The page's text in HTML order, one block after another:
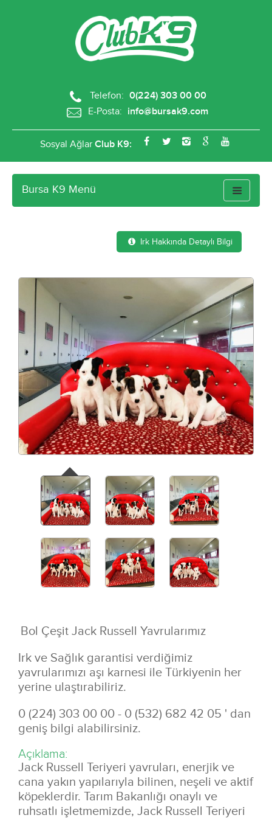
Telefon: 0(224) 303 00 00
E-Posta: info@bursak9.com
Sosyal Ağlar Club K9:
Toggle
Bursa K9 Menü
Bol Çeşit Jack Russell
Yavrularımız
Irk Hakkında Detaylı Bilgi
Bol Çeşit Jack Russell Yavrularımız
Irk ve Sağlık garantisi verdiğimiz
yavrularımızı aşı karnesi ile Türkiyenin her
yerine ulaştırabiliriz.
0 (224) 303 00 00 - 0 (532) 682 42 05 ' dan
geniş bilgi alabilirsiniz.
Açıklama:
Jack Russell Teriyeri yavruları, enerjik ve
cana yakın yapılarıyla bilinen, neşeli ve aktif
köpeklerdir. Tarım Bakanlığı onaylı ve
ruhsatlı işletmemizde, Jack Russell Teriyeri